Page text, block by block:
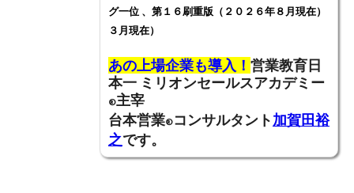
グ一位 、第１６刷重版（２０２６年８月現在）
３月現在）
あの上場企業も導入！ 営業教育日
本一 ミリオンセールスアカデミー
®主宰
台本営業®コンサルタント加賀田裕
之です。